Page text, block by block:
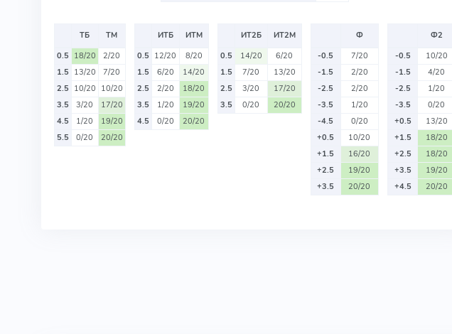
ТБ
ТМ
0.5 18/20
2/20
1.5 13/20
7/20
2.5 10/20 10/20
3.5
3/20
17/20
4.5
1/20
19/20
5.5
0/20 20/20
ИТБ
ИТМ
0.5 12/20
8/20
1.5
6/20
14/20
2.5
2/20
18/20
3.5
1/20
19/20
4.5
0/20 20/20
ИТ2Б
ИТ2М
0.5
14/20
6/20
1.5
7/20
13/20
2.5
3/20
17/20
3.5
0/20 20/20
Ф
-0.5
7/20
-1.5
2/20
-2.5
2/20
-3.5
1/20
-4.5
0/20
+0.5
10/20
+1.5
16/20
+2.5
19/20
+3.5
20/20
Ф2
-0.5
10/20
-1.5
4/20
-2.5
1/20
-3.5
0/20
+0.5
13/20
+1.5
18/20
+2.5
18/20
+3.5
19/20
+4.5
20/20